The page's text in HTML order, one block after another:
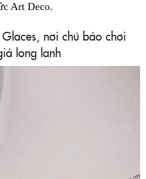
Art Deco.
nơi chú báo chơi
long lanh